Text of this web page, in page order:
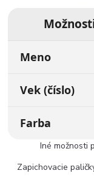
Meno
Vek (číslo)
Farba
Iné možnosti
Zapichovacie